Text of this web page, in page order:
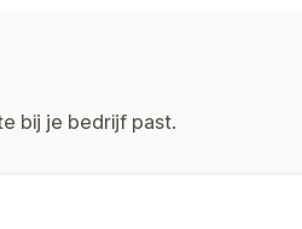
bij je bedrijf past.